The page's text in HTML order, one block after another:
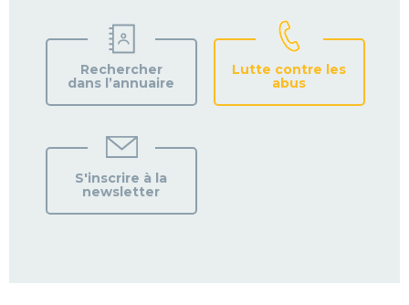
Rechercher
dans l’annuaire
Lutte contre les
abus
S'inscrire à la
newsletter